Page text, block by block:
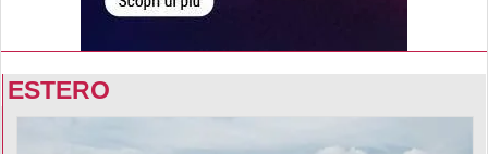
ESTERO